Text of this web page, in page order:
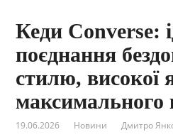
Кеди Converse:
поєднання
стилю, високої
максимального
19.06.2026 Новини Дмитро